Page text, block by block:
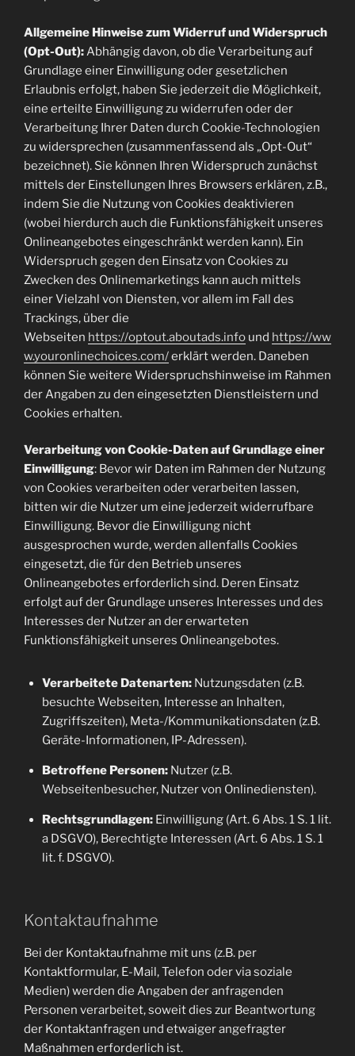
Allgemeine Hinweise zum Widerruf und Widerspruch
(Opt-Out): Abhängig davon, ob die Verarbeitung auf
Grundlage einer Einwilligung oder gesetzlichen
Erlaubnis erfolgt, haben Sie jederzeit die Möglichkeit,
eine erteilte Einwilligung zu widerrufen oder der
Verarbeitung Ihrer Daten durch Cookie-Technologien
zu widersprechen (zusammenfassend als „Opt-Out“
bezeichnet). Sie können Ihren Widerspruch zunächst
mittels der Einstellungen Ihres Browsers erklären, z.B.,
indem Sie die Nutzung von Cookies deaktivieren
(wobei hierdurch auch die Funktionsfähigkeit unseres
Onlineangebotes eingeschränkt werden kann). Ein
Widerspruch gegen den Einsatz von Cookies zu
Zwecken des Onlinemarketings kann auch mittels
einer Vielzahl von Diensten, vor allem im Fall des
Trackings, über die
Webseiten https://optout.aboutads.info und https://ww
w.youronlinechoices.com/erklärt werden. Daneben
können Sie weitere Widerspruchshinweise im Rahmen
der Angaben zu den eingesetzten Dienstleistern und
Cookies erhalten.
Verarbeitung von Cookie-Daten auf Grundlage einer
Einwilligung: Bevor wir Daten im Rahmen der Nutzung
von Cookies verarbeiten oder verarbeiten lassen,
bitten wir die Nutzer um eine jederzeit widerrufbare
Einwilligung. Bevor die Einwilligung nicht
ausgesprochen wurde, werden allenfalls Cookies
eingesetzt, die für den Betrieb unseres
Onlineangebotes erforderlich sind. Deren Einsatz
erfolgt auf der Grundlage unseres Interesses und des
Interesses der Nutzer an der erwarteten
Funktionsfähigkeit unseres Onlineangebotes.
Verarbeitete Datenarten:Nutzungsdaten (z.B.
besuchte Webseiten, Interesse an Inhalten,
Zugriffszeiten), Meta-/Kommunikationsdaten (z.B.
Geräte-Informationen, IP-Adressen).
Betroffene Personen:Nutzer (z.B.
Webseitenbesucher, Nutzer von Onlinediensten).
Rechtsgrundlagen:Einwilligung (Art. 6 Abs. 1 S. 1 lit.
a DSGVO), Berechtigte Interessen (Art. 6 Abs. 1 S. 1
lit. f. DSGVO).
Kontaktaufnahme
Bei der Kontaktaufnahme mit uns (z.B. per
Kontaktformular, E-Mail, Telefon oder via soziale
Medien) werden die Angaben der anfragenden
Personen verarbeitet, soweit dies zur Beantwortung
der Kontaktanfragen und etwaiger angefragter
Maßnahmen erforderlich ist.